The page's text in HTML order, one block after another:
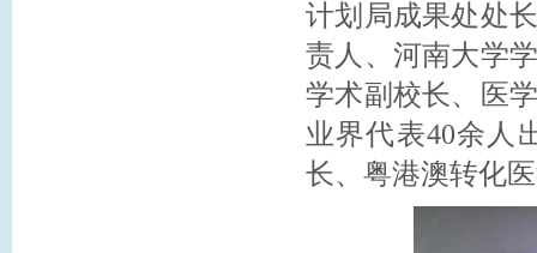
计划局成果处处
责人、河南大学
学术副校长、医
业界代表40余人
长、粤港澳转化